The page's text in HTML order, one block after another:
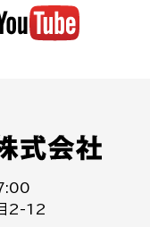
2-12